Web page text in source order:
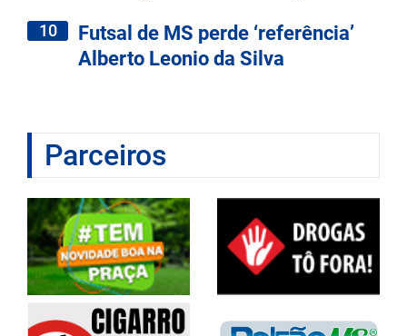
10
Futsal de MS perde ‘referência’
Alberto Leonio da Silva
Parceiros